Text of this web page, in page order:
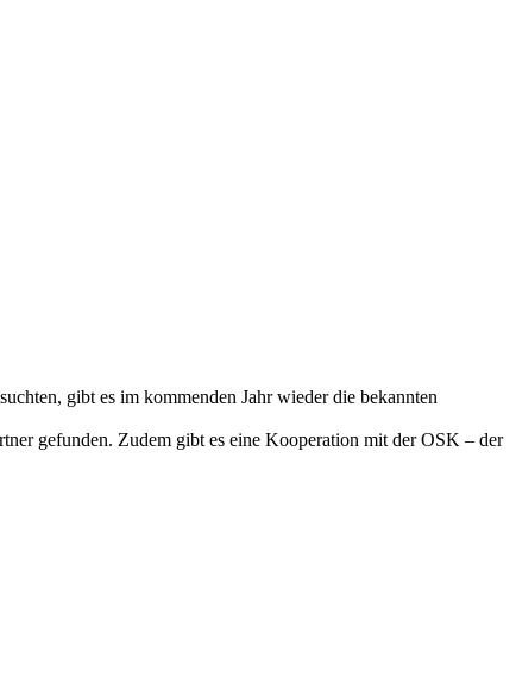
gibt es im kommenden Jahr wieder die bekannten
gefunden. Zudem gibt es eine Kooperation mit der OSK – der